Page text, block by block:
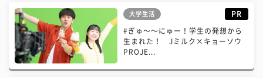
大学生活 PR
#ぎゅ〜〜にゅー！学生の発想から
生まれた！ Jミルク×キョーソウ
PROJE...